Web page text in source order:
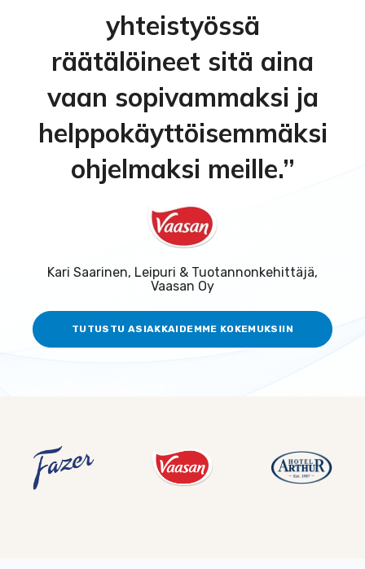
yhteistyössä
räätälöineet sitä aina
vaan sopivammaksi ja
helppokäyttöisemmäksi
ohjelmaksi meille.”
Kari Saarinen, Leipuri & Tuotannonkehittäjä,
Vaasan Oy
TUTUSTU ASIAKKAIDEMME KOKEMUKSIIN